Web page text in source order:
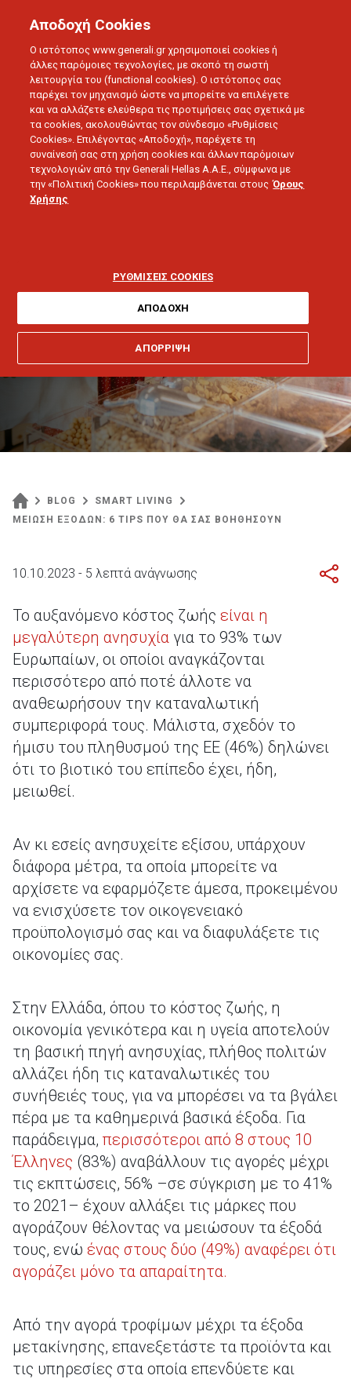
που θα σας βοηθήσουν
BLOG
SMART LIVING
ΜΕΙΩΣΗ ΕΞΟΔΩΝ: 6 TIPS ΠΟΥ ΘΑ ΣΑΣ ΒΟΗΘΗΣΟΥΝ
10.10.2023 - 5 λεπτά ανάγνωσης
Το αυξανόμενο κόστος ζωής είναι η
μεγαλύτερη ανησυχία για το 93% των
Ευρωπαίων, οι οποίοι αναγκάζονται
περισσότερο από ποτέ άλλοτε να
αναθεωρήσουν την καταναλωτική
συμπεριφορά τους. Μάλιστα, σχεδόν το
ήμισυ του πληθυσμού της ΕΕ (46%) δηλώνει
ότι το βιοτικό του επίπεδο έχει, ήδη,
μειωθεί.
Αν κι εσείς ανησυχείτε εξίσου, υπάρχουν
διάφορα μέτρα, τα οποία μπορείτε να
αρχίσετε να εφαρμόζετε άμεσα, προκειμένου
να ενισχύσετε τον οικογενειακό
προϋπολογισμό σας και να διαφυλάξετε τις
οικονομίες σας.
Στην Ελλάδα, όπου το κόστος ζωής, η
οικονομία γενικότερα και η υγεία αποτελούν
τη βασική πηγή ανησυχίας, πλήθος πολιτών
αλλάζει ήδη τις καταναλωτικές του
συνήθειές τους, για να μπορέσει να τα βγάλει
πέρα με τα καθημερινά βασικά έξοδα. Για
παράδειγμα, περισσότεροι από 8 στους 10
Έλληνες (83%) αναβάλλουν τις αγορές μέχρι
τις εκπτώσεις, 56% –σε σύγκριση με το 41%
το 2021– έχουν αλλάξει τις μάρκες που
αγοράζουν θέλοντας να μειώσουν τα έξοδά
τους, ενώ ένας στους δύο (49%) αναφέρει ότι
αγοράζει μόνο τα απαραίτητα.
Από την αγορά τροφίμων μέχρι τα έξοδα
μετακίνησης, επανεξετάστε τα προϊόντα και
τις υπηρεσίες στα οποία επενδύετε και
Αποδοχή Cookies
Ο ιστότοπος www.generali.gr χρησιμοποιεί cookies ή
άλλες παρόμοιες τεχνολογίες, με σκοπό τη σωστή
λειτουργία του (functional cookies). Ο ιστότοπος σας
παρέχει τον μηχανισμό ώστε να μπορείτε να επιλέγετε
και να αλλάζετε ελεύθερα τις προτιμήσεις σας σχετικά με
τα cookies, ακολουθώντας τον σύνδεσμο «Ρυθμίσεις
Cookies». Επιλέγοντας «Αποδοχή», παρέχετε τη
συναίνεσή σας στη χρήση cookies και άλλων παρόμοιων
τεχνολογιών από την Generali Hellas A.A.E., σύμφωνα με
την «Πολιτική Cookies» που περιλαμβάνεται στους Όρους
Χρήσης
ΡΥΘΜΙΣΕΙΣ COOKIES
ΑΠΟΡΡΙΨΗ
ΑΠΟΔΟΧΗ